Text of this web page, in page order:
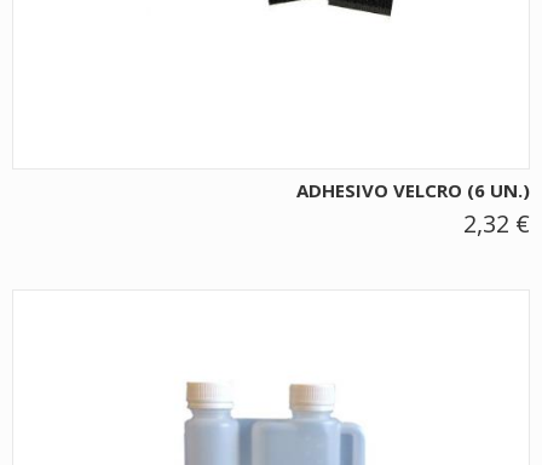
ADHESIVO VELCRO (6 UN.)
2,32 €